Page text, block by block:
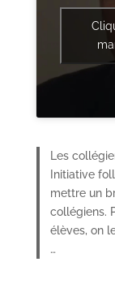
Les
Initiative
mettre un
collégiens.
élèves, on
…